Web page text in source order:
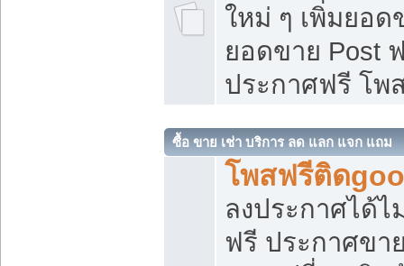
ใหม่ ๆ เพิ่มยอด
ยอดขาย Post
ประกาศฟรี โพ
ซื้อ ขาย เช่า บริการ ลด แลก แจก แถม
โพสฟรีติด
ลงประกาศได้
ฟรี ประกาศข